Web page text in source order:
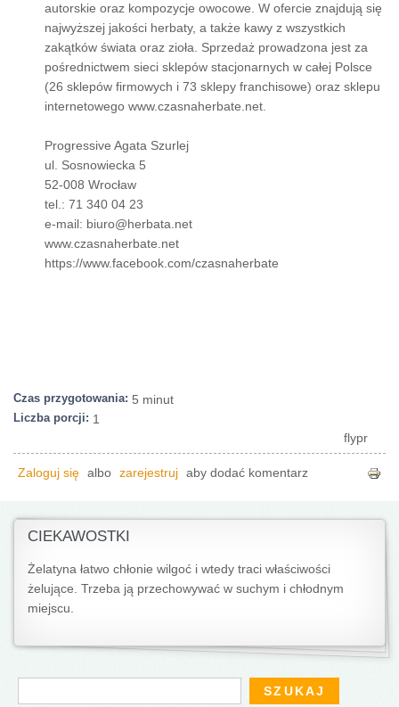
autorskie oraz kompozycje owocowe. W ofercie znajdują się
najwyższej jakości herbaty, a także kawy z wszystkich
zakątków świata oraz zioła. Sprzedaż prowadzona jest za
pośrednictwem sieci sklepów stacjonarnych w całej Polsce
(26 sklepów firmowych i 73 sklepy franchisowe) oraz sklepu
internetowego www.czasnaherbate.net.
Progressive Agata Szurlej
ul. Sosnowiecka 5
52-008 Wrocław
tel.: 71 340 04 23
e-mail: biuro@herbata.net
www.czasnaherbate.net
https://www.facebook.com/czasnaherbate
Czas przygotowania: 5 minut
Liczba porcji: 1
flypr
Zaloguj się albo zarejestruj aby dodać komentarz
CIEKAWOSTKI
Żelatyna łatwo chłonie wilgoć i wtedy traci właściwości
żelujące. Trzeba ją przechowywać w suchym i chłodnym
miejscu.
Formularz wyszukiwania
Szukaj